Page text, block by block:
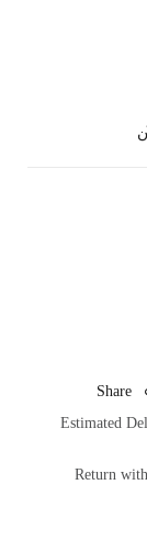
Estimated
Return